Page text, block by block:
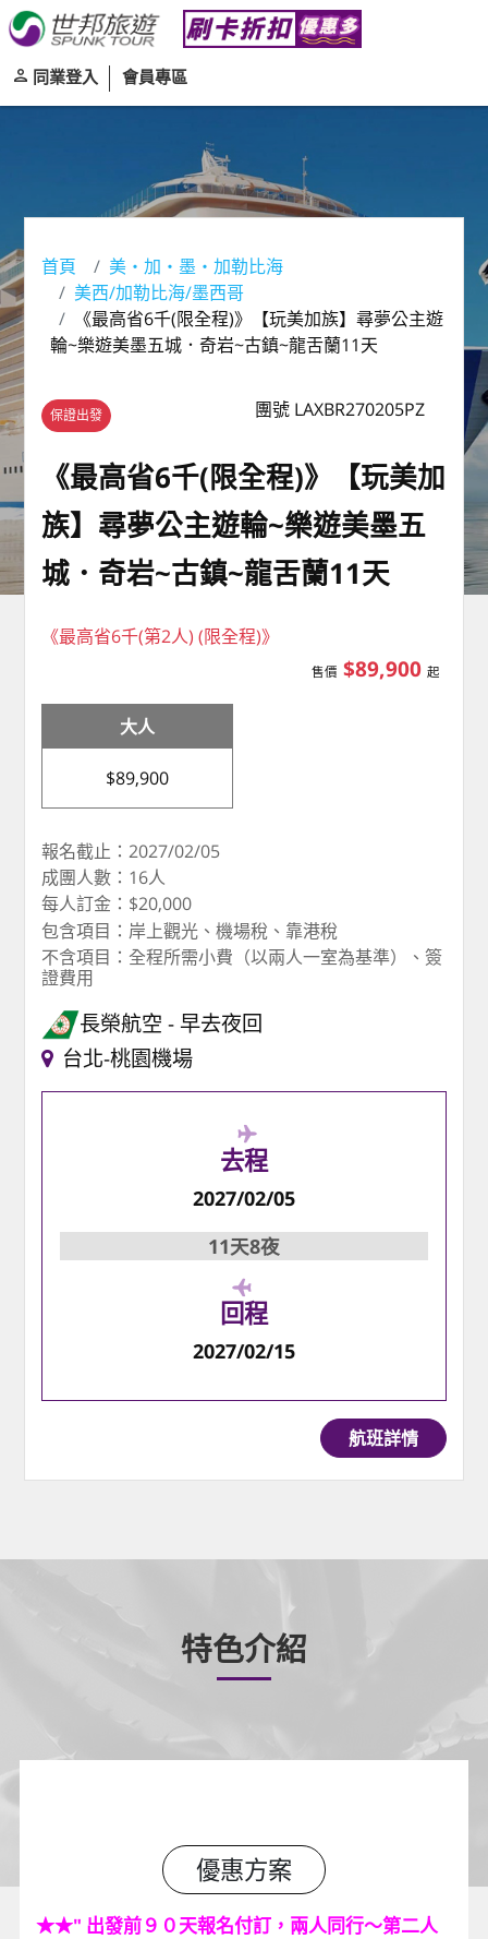
同業登入 會員專區
首頁
美‧加‧墨‧加勒比海
美西/加勒比海/墨西哥
《最高省6千(限全程)》【玩美加族】尋夢公主遊
輪~樂遊美墨五城．奇岩~古鎮~龍舌蘭11天
保證出發 團號 LAXBR270205PZ
《最高省6千(限全程)》【玩美加
族】尋夢公主遊輪~樂遊美墨五
城．奇岩~古鎮~龍舌蘭11天
《最高省6千(第2人) (限全程)》
售價 $89,900 起
大人
$89,900
報名截止：2027/02/05
成團人數：16人
每人訂金：$20,000
包含項目：岸上觀光、機場稅、靠港稅
不含項目：全程所需小費（以兩人一室為基準）、簽
證費用
長榮航空
早去夜回
台北-桃園機場
去程
2027/02/05
11天8夜
回程
2027/02/15
航班詳情
特色介紹
優惠方案
★★" 出發前９０天報名付訂，兩人同行～第二人